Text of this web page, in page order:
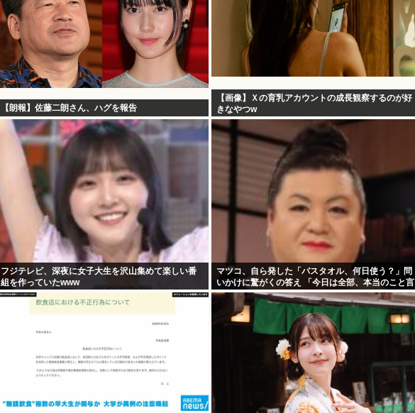
【朗報】佐藤二朗さん、ハグを報告
【画像】Ｘの育乳アカウントの成長観察するのが好
きなやつw
フジテレビ、深夜に女子大生を沢山集めて楽しい番
組を作っていたwww
マツコ、自ら発した「バスタオル、何日使う？」問
いかけに驚がくの答え 「今日は全部、本当のこと言
うわ」